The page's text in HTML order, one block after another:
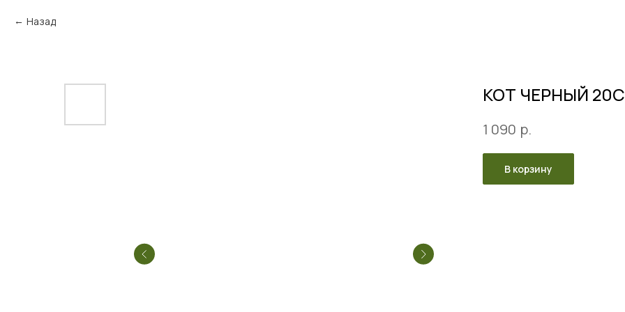
Назад
КОТ ЧЕРНЫЙ
1 090 р.
В корзину